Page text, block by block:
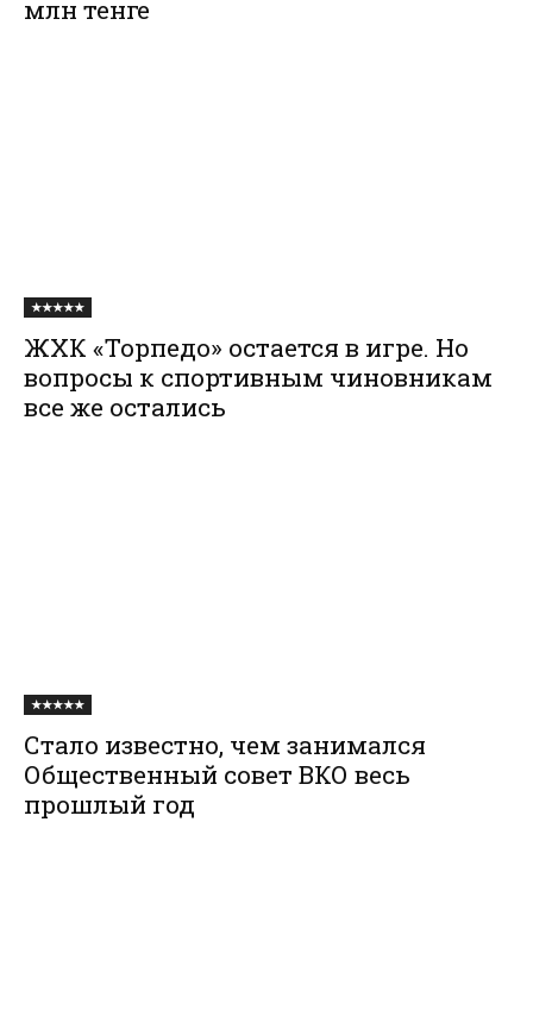
млн тенге
★★★★★
ЖХК «Торпедо» остается в игре. Но
вопросы к спортивным чиновникам
все же остались
★★★★★
Стало известно, чем занимался
Общественный совет ВКО весь
прошлый год